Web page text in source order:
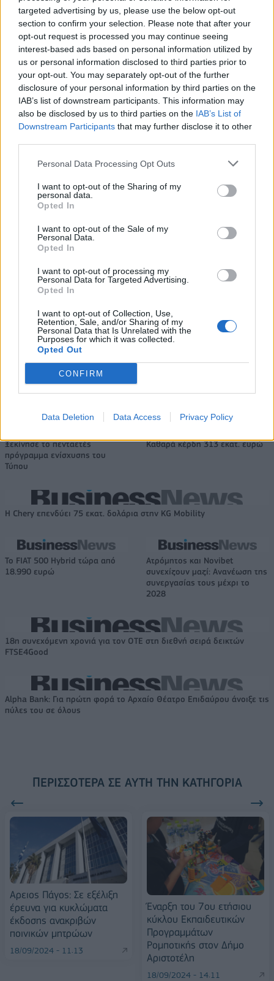
targeted advertising by us, please use the below opt-out
section to confirm your selection. Please note that after your
opt-out request is processed you may continue seeing
interest-based ads based on personal information utilized by
us or personal information disclosed to third parties prior to
your opt-out. You may separately opt-out of the further
disclosure of your personal information by third parties on the
IAB’s list of downstream participants. This information may
also be disclosed by us to third parties on the IAB’s List of
Downstream Participants that may further disclose it to other
Personal Data Processing Opt Outs
I want to opt-out of the Sharing of my
personal data.
Opted In
I want to opt-out of the Sale of my
Personal Data.
Opted In
I want to opt-out of processing my
Personal Data for Targeted Advertising.
Opted In
I want to opt-out of Collection, Use,
Retention, Sale, and/or Sharing of my
Personal Data that Is Unrelated with the
Purposes for which it was collected.
Opted Out
CONFIRM
Data Deletion Data Access Privacy Policy
Deloitte Ελλάδος:
Χρηματοοικονομικός
σύμβουλος της ΔΕΗ για την
είσοδο στην πολωνική αγορά
ενέργειας
Media: Με ενίσχυση 8 εκατ.
ευρώ σε 451 επιχειρήσεις
ξεκίνησε το πρόγραμμα
στήριξης- Κάλυψη εισφορών
ΕΔΟΕΑΠ
IAB Hellas: Νέα Διοικούσα Επιτροπή και νέο Διοικητικό Συμβούλιο -
Πρόεδρος ο Γαληνός Γιαγλής
μπαταριών για τα υβριδικά της
ευρωπαϊκή
αυτοκινητοβιομηχανία
Νέο Audi A2 e-tron με στόχο την κορυφή της αποδοτικότητας
Ευρωπαϊκό Κορασίδων: Άνετη
πρεμιέρα, 78-36 την Ιρλανδία
καταστρέφεις» (vid)
ΕΛΣΤΑΤ: Στο 3,4% υποχώρησε ο πληθωρισμός τον Ιούλιο
Χρηματοδότηση 8 εκατ. ευρώ
Ξεκίνησε το πενταετές
πρόγραμμα ενίσχυσης του
Τύπου
Metlen: Ρεκόρ EBITDA στο α'
Καθαρά κέρδη 313 εκατ. ευρώ
Η Chery επενδύει 75 εκατ. δολάρια στην KG Mobility
Το FIAT 500 Hybrid τώρα από
18.990 ευρώ
Ατρόμητος και Novibet
συνεχίζουν μαζί: Ανανέωση της
συνεργασίας τους μέχρι το
2028
18η συνεχόμενη χρονιά για τον ΟΤΕ στη διεθνή σειρά δεικτών
FTSE4Good
Alpha Bank: Για πρώτη φορά το Αρχαίο Θέατρο Επιδαύρου άνοιξε τις
πύλες του σε όλους
ΠΕΡΙΣΣΌΤΕΡΑ ΣΕ ΑΥΤΉ ΤΗΝ ΚΑΤΗΓΟΡΊΑ
Αρειος Πάγος: Σε εξέλιξη
έρευνα για κυκλώματα
έκδοσης ανακριβών
ποινικών μητρώων
18/09/2024 - 11:13
Έναρξη του 7ου ετήσιου
κύκλου Εκπαιδευτικών
Προγραμμάτων
Ρομποτικής στον Δήμο
Αριστοτέλη
18/09/2024 - 14:11